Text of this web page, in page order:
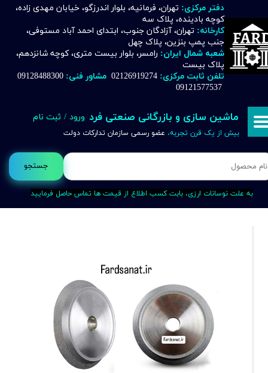
جستجو
دفتر مرکزی: تهران، فرمانیه، بلوار اندرزگو، خیابان مهدی زاده،
کوچه بادینده، پلاک سه
کارخانه: تهران، آزادگان جنوب، ابتدای احمد آباد مستوفی،
جنب پمپ بنزین، پلاک چهل
شعبه شمال ایران: رامسر، بلوار بیست متری، کوچه شانزدهم،
پلاک بیست
تلفن ثابت مرکزی: 02126919274 مشاور فنی:
09121577537
ماشین سازی و بازرگانی صنعتی فرد
بیش از یک قرن تجربه، عضو رسمی سازمان تدارکات دولت
ورود / ثبت نام
حساب کاربری من
تغییر گذر واژه
خروج از حساب کاربری
به علت نوسانات ارزی، بابت کسب اطلاع از قیمت ها تماس حاصل فرمایید